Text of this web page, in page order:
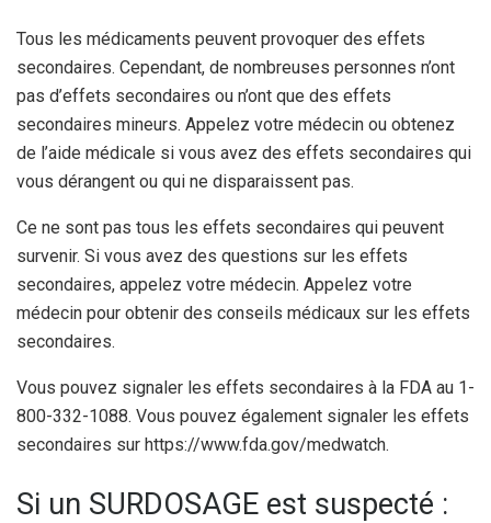
Tous les médicaments peuvent provoquer des effets
secondaires. Cependant, de nombreuses personnes n’ont
pas d’effets secondaires ou n’ont que des effets
secondaires mineurs. Appelez votre médecin ou obtenez
de l’aide médicale si vous avez des effets secondaires qui
vous dérangent ou qui ne disparaissent pas.
Ce ne sont pas tous les effets secondaires qui peuvent
survenir. Si vous avez des questions sur les effets
secondaires, appelez votre médecin. Appelez votre
médecin pour obtenir des conseils médicaux sur les effets
secondaires.
Vous pouvez signaler les effets secondaires à la FDA au 1-
800-332-1088. Vous pouvez également signaler les effets
secondaires sur https://www.fda.gov/medwatch.
Si un SURDOSAGE est suspecté :